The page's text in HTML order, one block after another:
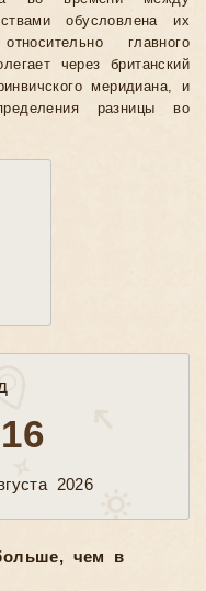
обусловлена их
главного
через британский
меридиана, и
разницы во
2026
чем в